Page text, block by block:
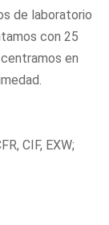
de laboratorio
con 25
en
CIF, EXW;